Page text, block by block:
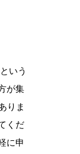
いう
が集
りま
くだ
に申